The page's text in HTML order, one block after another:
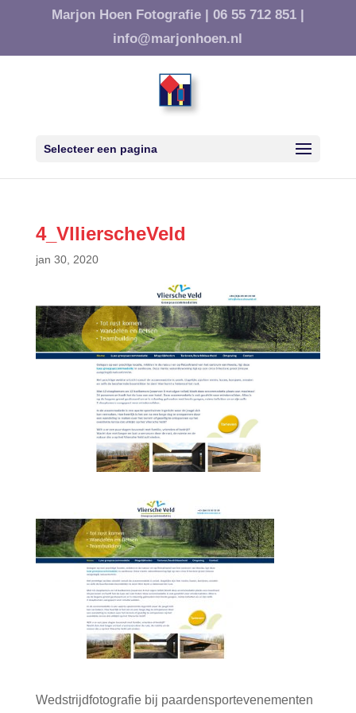
Marjon Hoen Fotografie | 06 55 712 851 |
info@marjonhoen.nl
Selecteer een pagina
4_VllierscheVeld
jan 30, 2020
Wedstrijdfotografie bij paardensportevenementen